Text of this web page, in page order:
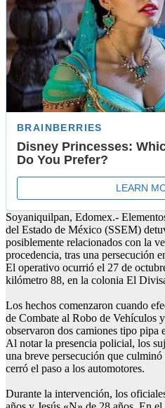
Soyaniquilpan, Edomex.-
del Estado de México (SSEM)
posiblemente relacionados con la
procedencia, tras una persecución
El operativo ocurrió el 27 de
kilómetro 88, en la colonia El
Los hechos comenzaron cuando
de Combate al Robo de Vehículos
observaron dos camiones tipo pipa
Al notar la presencia policial, los
una breve persecución que culminó
cerró el paso a los automotores.
Durante la intervención, los